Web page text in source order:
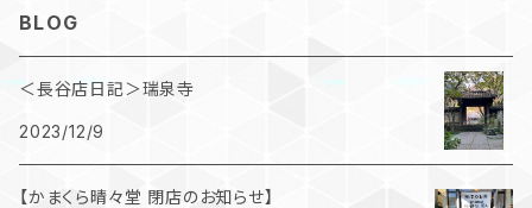
BLOG
＜長谷店日記＞瑞泉寺
2023/12/9
【かまくら晴々堂 閉店のお知らせ】